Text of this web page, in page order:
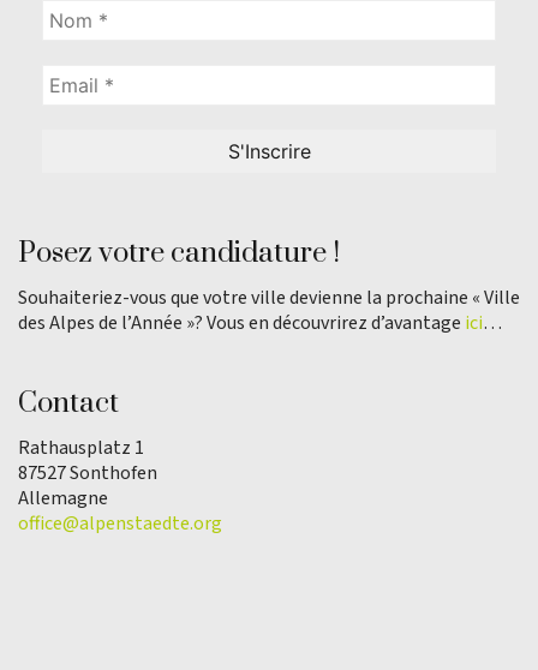
Posez votre candidature !
Souhaiteriez-vous que votre ville devienne la prochaine « Ville
des Alpes de l’Année »? Vous en découvrirez d’avantage ici…
Contact
Rathausplatz 1
87527 Sonthofen
Allemagne
office@alpenstaedte.org